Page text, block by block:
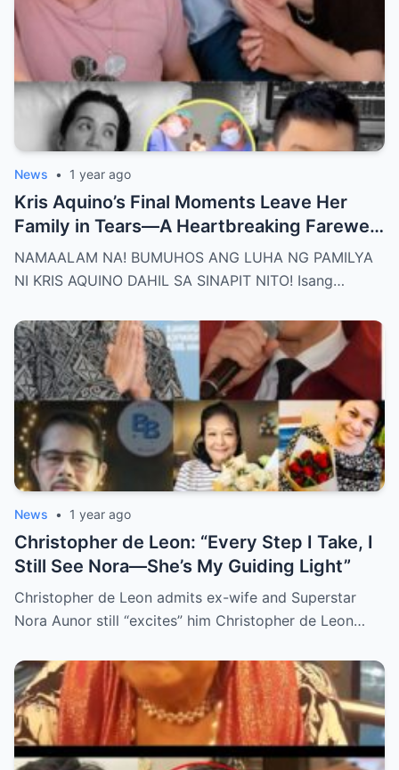
News • 1 year ago
Kris Aquino’s Final Moments Leave Her
Family in Tears—A Heartbreaking Farewell
That Shocks the Entire Nation as the Truth
Behind Her Emotional Last Days Is Finally
Grief, and Prayers from Fans Across the
Philippines and Around the World.
NAMAALAM NA! BUMUHOS ANG LUHA NG PAMILYA
NI KRIS AQUINO DAHIL SA SINAPIT NITO! Isang…
News • 1 year ago
Christopher de Leon: “Every Step I Take, I
Still See Nora—She’s My Guiding Light”
Christopher de Leon admits ex-wife and Superstar
Nora Aunor still “excites” him Christopher de Leon…